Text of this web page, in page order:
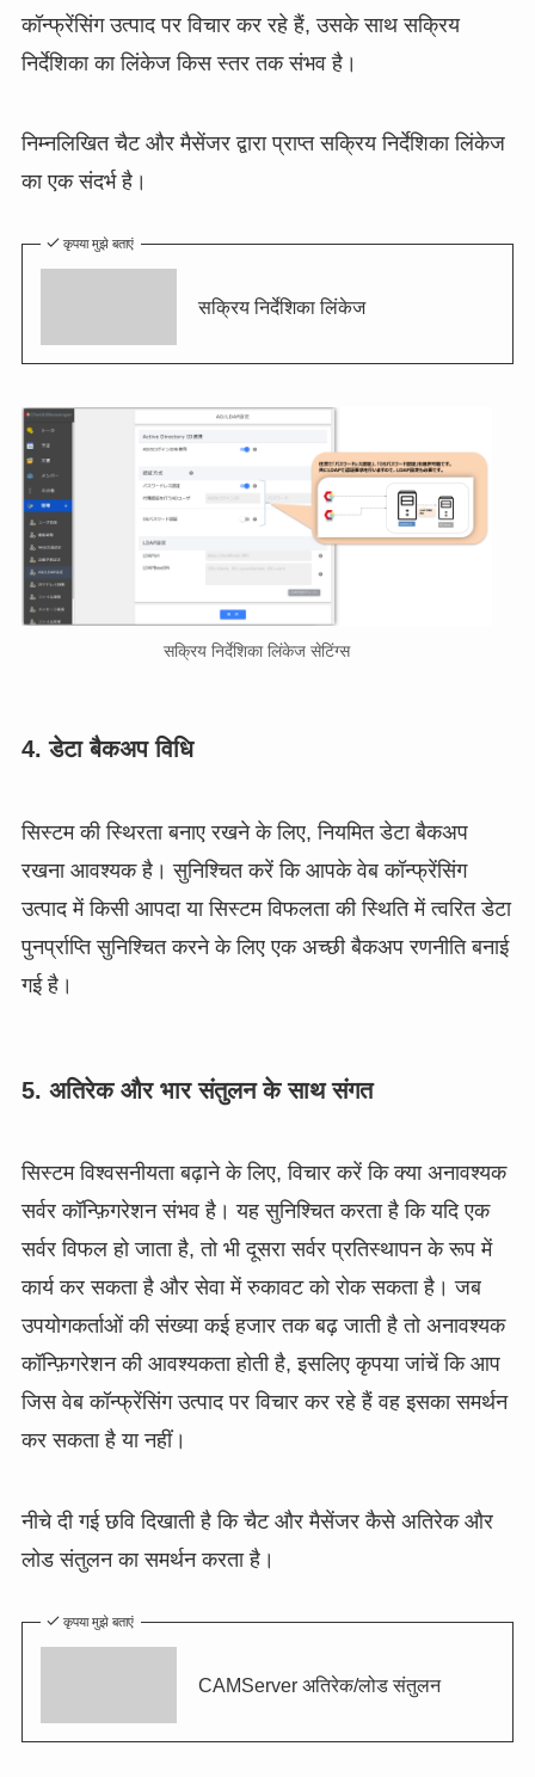
कॉन्फ्रेंसिंग उत्पाद पर विचार कर रहे हैं, उसके साथ सक्रिय
निर्देशिका का लिंकेज किस स्तर तक संभव है।
निम्नलिखित चैट और मैसेंजर द्वारा प्राप्त सक्रिय निर्देशिका लिंकेज
का एक संदर्भ है।
कृपया मुझे बताएं
सक्रिय निर्देशिका लिंकेज
सक्रिय निर्देशिका लिंकेज सेटिंग्स
4. डेटा बैकअप विधि
सिस्टम की स्थिरता बनाए रखने के लिए, नियमित डेटा बैकअप
रखना आवश्यक है। सुनिश्चित करें कि आपके वेब कॉन्फ्रेंसिंग
उत्पाद में किसी आपदा या सिस्टम विफलता की स्थिति में त्वरित डेटा
पुनर्प्राप्ति सुनिश्चित करने के लिए एक अच्छी बैकअप रणनीति बनाई
गई है।
5. अतिरेक और भार संतुलन के साथ संगत
सिस्टम विश्वसनीयता बढ़ाने के लिए, विचार करें कि क्या अनावश्यक
सर्वर कॉन्फ़िगरेशन संभव है। यह सुनिश्चित करता है कि यदि एक
सर्वर विफल हो जाता है, तो भी दूसरा सर्वर प्रतिस्थापन के रूप में
कार्य कर सकता है और सेवा में रुकावट को रोक सकता है। जब
उपयोगकर्ताओं की संख्या कई हजार तक बढ़ जाती है तो अनावश्यक
कॉन्फ़िगरेशन की आवश्यकता होती है, इसलिए कृपया जांचें कि आप
जिस वेब कॉन्फ्रेंसिंग उत्पाद पर विचार कर रहे हैं वह इसका समर्थन
कर सकता है या नहीं।
नीचे दी गई छवि दिखाती है कि चैट और मैसेंजर कैसे अतिरेक और
लोड संतुलन का समर्थन करता है।
कृपया मुझे बताएं
CAMServer अतिरेक/लोड संतुलन